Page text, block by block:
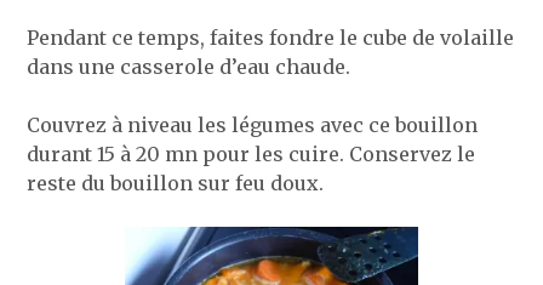
Pendant ce temps, faites fondre le cube de volaille
dans une casserole d’eau chaude.
Couvrez à niveau les légumes avec ce bouillon
durant 15 à 20 mn pour les cuire. Conservez le
reste du bouillon sur feu doux.